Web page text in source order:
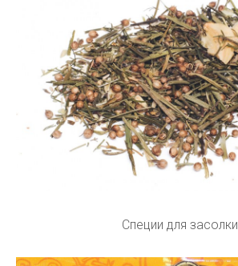
Специи для засолки